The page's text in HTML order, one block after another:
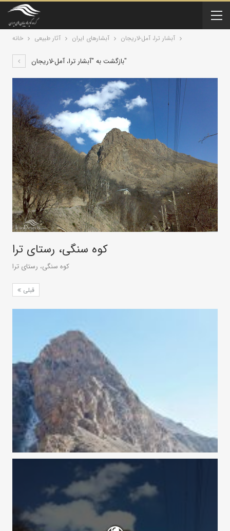
خانه آثار طبیعی آبشارهای ایران آبشار ترا، آمل-لاریجان
بازگشت به "آبشار ترا، آمل-لاریجان"
کوه سنگی، رستای ترا
کوه سنگی، رستای ترا
قبلی